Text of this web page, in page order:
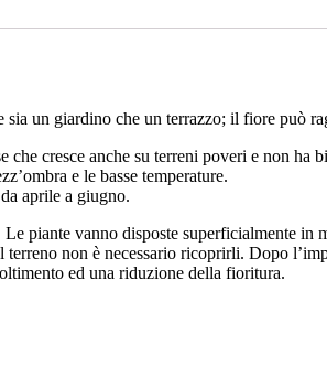
un giardino che un terrazzo; il fiore può
che cresce anche su terreni poveri e non ha
e le basse temperature.
aprile a giugno.
piante vanno disposte superficialmente in
non è necessario ricoprirli. Dopo
ed una riduzione della fioritura.